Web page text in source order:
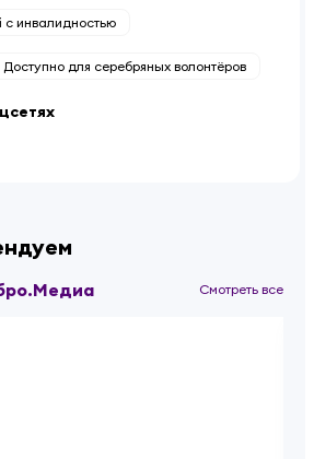
инвалидностью
Доступно для серебряных волонтёров
Смотреть все